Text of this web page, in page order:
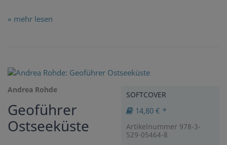
» mehr lesen
Andrea Rohde
Geoführer
Ostseeküste
SOFTCOVER
14,80 € *
Artikelnummer 978-3-
529-05464-8